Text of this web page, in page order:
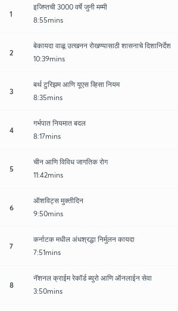
1
इजिप्तची 3000 वर्षे जुनी मम्मी
8:55mins
2
बेकायदा वाळू उत्खनन रोखण्यासाठी शासनाचे दिशानिर्देश
10:39mins
3
बर्थ टुरिझम आणि यूएस व्हिसा नियम
8:35mins
4
गर्भपात नियमात बदल
8:17mins
5
चीन आणि विविध जागतिक रोग
11:42mins
6
ऑशविट्स मुक्तीदिन
9:50mins
7
कर्नाटक मधील अंधश्रद्धा निर्मुलन कायदा
7:51mins
8
नॅशनल क्राईम रेकॉर्ड ब्युरो आणि ऑनलाईन सेवा
3:50mins